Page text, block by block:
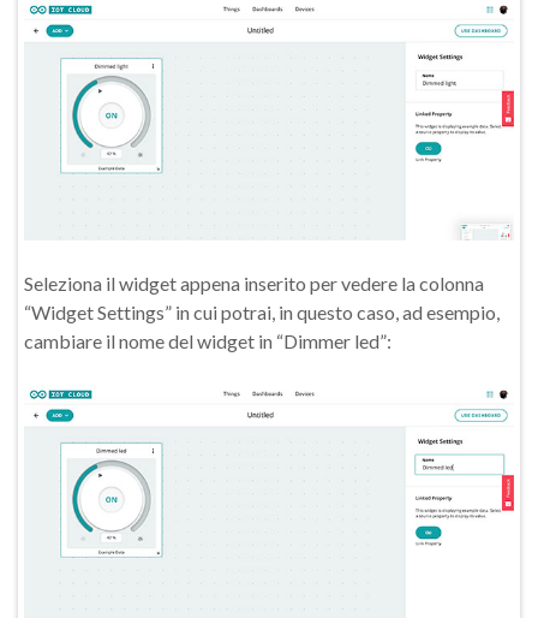
Seleziona il widget appena inserito per vedere la colonna
“Widget Settings” in cui potrai, in questo caso, ad esempio,
cambiare il nome del widget in “Dimmer led”: